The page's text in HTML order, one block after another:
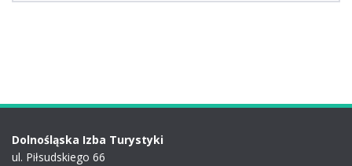
Dolnośląska Izba Turystyki
ul. Piłsudskiego 66